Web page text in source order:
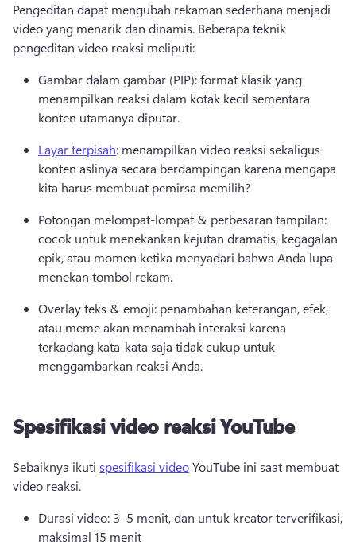
Pengeditan dapat mengubah rekaman sederhana menjadi
video yang menarik dan dinamis. Beberapa teknik
pengeditan video reaksi meliputi:
Gambar dalam gambar (PIP): format klasik yang
menampilkan reaksi dalam kotak kecil sementara
konten utamanya diputar.
Layar terpisah: menampilkan video reaksi sekaligus
konten aslinya secara berdampingan karena mengapa
kita harus membuat pemirsa memilih?
Potongan melompat-lompat & perbesaran tampilan:
cocok untuk menekankan kejutan dramatis, kegagalan
epik, atau momen ketika menyadari bahwa Anda lupa
menekan tombol rekam.
Overlay teks & emoji: penambahan keterangan, efek,
atau meme akan menambah interaksi karena
terkadang kata-kata saja tidak cukup untuk
menggambarkan reaksi Anda.
Spesifikasi video reaksi YouTube
Sebaiknya ikuti spesifikasi video YouTube ini saat membuat
video reaksi.
Durasi video: 3–5 menit, dan untuk kreator terverifikasi,
maksimal 15 menit